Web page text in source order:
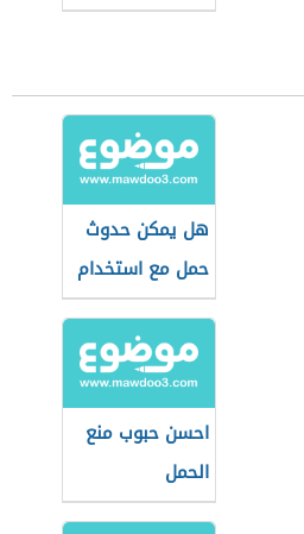
الشريط
هل يمكن حدوث
حمل مع استخدام
حبوب منع الحمل
احسن حبوب منع
الحمل